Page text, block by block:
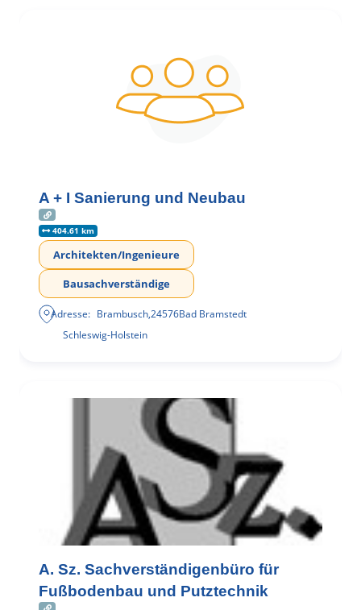
A + I Sanierung und Neubau
404.61 km
Architekten/Ingenieure
Bausachverständige
Adresse: Brambusch,24576Bad Bramstedt
Schleswig-Holstein
A. Sz. Sachverständigenbüro für
Fußbodenbau und Putztechnik